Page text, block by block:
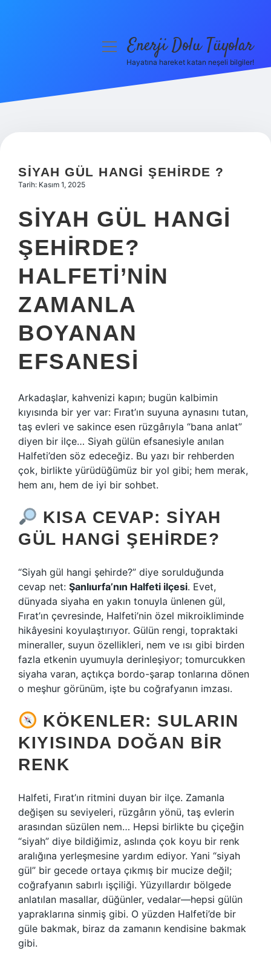
Hakkımızda
menüyüEnerji Dolu Tüyolar
Hayatına hareket katan neşeli bilgiler!
SIYAH GÜL HANGI ŞEHIRDE ?
Tarih: Kasım 1, 2025
SIYAH GÜL HANGI
ŞEHIRDE?
HALFETI’NIN
ZAMANLA
BOYANAN
EFSANESI
Arkadaşlar, kahvenizi kapın; bugün kalbimin
kıyısında bir yer var: Fırat’ın suyuna aynasını tutan,
taş evleri ve sakince esen rüzgârıyla “bana anlat”
diyen bir ilçe… Siyah gülün efsanesiyle anılan
Halfeti’den söz edeceğiz. Bu yazı bir rehberden
çok, birlikte yürüdüğümüz bir yol gibi; hem merak,
hem anı, hem de iyi bir sohbet.
KISA CEVAP: SIYAH
GÜL HANGI ŞEHIRDE?
“Siyah gül hangi şehirde?” diye sorulduğunda
cevap net: Şanlıurfa’nın Halfeti ilçesi. Evet,
dünyada siyaha en yakın tonuyla ünlenen gül,
Fırat’ın çevresinde, Halfeti’nin özel mikroikliminde
hikâyesini koyulaştırıyor. Gülün rengi, topraktaki
mineraller, suyun özellikleri, nem ve ısı gibi birden
fazla etkenin uyumuyla derinleşiyor; tomurcukken
siyaha varan, açtıkça bordo-şarap tonlarına dönen
o meşhur görünüm, işte bu coğrafyanın imzası.
KÖKENLER: SULARIN
KIYISINDA DOĞAN BIR
RENK
Halfeti, Fırat’ın ritmini duyan bir ilçe. Zamanla
değişen su seviyeleri, rüzgârın yönü, taş evlerin
arasından süzülen nem… Hepsi birlikte bu çiçeğin
“siyah” diye bildiğimiz, aslında çok koyu bir renk
aralığına yerleşmesine yardım ediyor. Yani “siyah
gül” bir gecede ortaya çıkmış bir mucize değil;
coğrafyanın sabırlı işçiliği. Yüzyıllardır bölgede
anlatılan masallar, düğünler, vedalar—hepsi gülün
yapraklarına sinmiş gibi. O yüzden Halfeti’de bir
güle bakmak, biraz da zamanın kendisine bakmak
gibi.